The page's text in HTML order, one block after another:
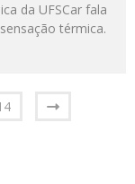
da UFSCar fala
térmica.